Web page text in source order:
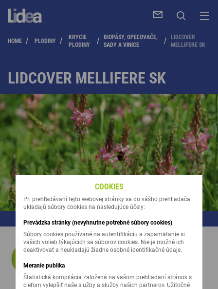
HOME / PLODINY /
KRYCIE
PLODINY
/
BIOPÁSY, OPEĽOVAČE,
SADY A VINICE
/
LIDCOVER
MELLIFERE SK
LIDCOVER MELLIFERE SK
COOKIES
Pri prehľadávaní tejto webovej stránky sa do vášho prehliadača
ukladajú súbory cookies na nasledujúce účely:
Prevádzka stránky (nevyhnutne potrebné súbory cookies)
Súbory cookies používané na autentifikáciu a zapamätanie si
vašich volieb týkajúcich sa súborov cookies. Nie je možné ich
deaktivovať a neukladajú žiadne osobné identifikačné údaje.
Meranie publika
Štatistická kompilácia založená na vašom prehliadaní stránok s
cieľom vylepšiť naše služby a služby našich partnerov. Užitočné